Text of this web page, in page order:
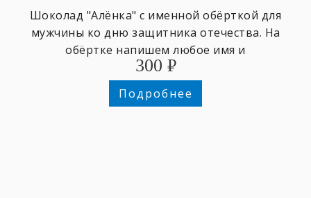
Шоколад "Алёнка" с именной обёрткой для
мужчины ко дню защитника отечества. На
обёртке напишем любое имя и
поздравительный текст.
300 ₽
Подробнее